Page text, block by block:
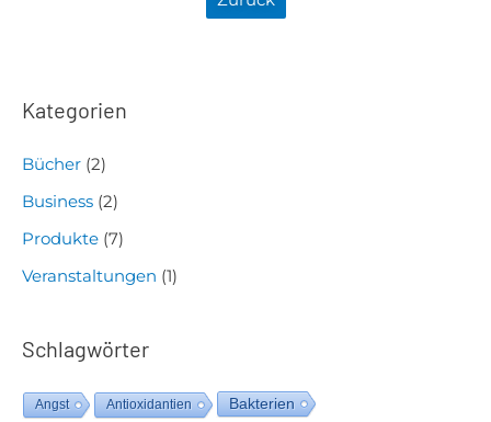
Kategorien
Bücher (2)
Business (2)
Produkte (7)
Veranstaltungen (1)
Schlagwörter
Angst Antioxidantien Bakterien